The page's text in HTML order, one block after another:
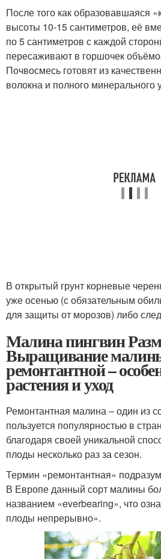
После того как образовавшаяся
высоты 10-15 сантиметров, её
по 5 сантиметров с каждой
пересаживают в горшочек
Почвосмесь готовят из
волокна и полного минерального
В открытый грунт корневые
уже осенью (с обязательным
для защиты от морозов) либо
Малина пингвин
Выращивание
ремонтантной –
растения и уход
Ремонтантная малина – один из
пользуется популярностью в
благодаря своей уникальной
плоды несколько раз за сезон.
Термин «ремонтантная»
В Европе данный сорт малины
названием «everbearing», что
плоды непрерывно».